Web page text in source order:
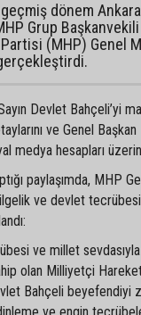
dönem
Grup Başkanvekili
(MHP) Genel
Devlet Bahçeli’yi
ve Genel
medya hesapları
paylaşımda, MHP
ve devlet
ve millet
olan Milliyetçi
Bahçeli